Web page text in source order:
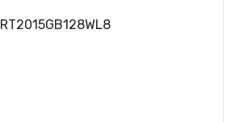
RT2015GB128WL8